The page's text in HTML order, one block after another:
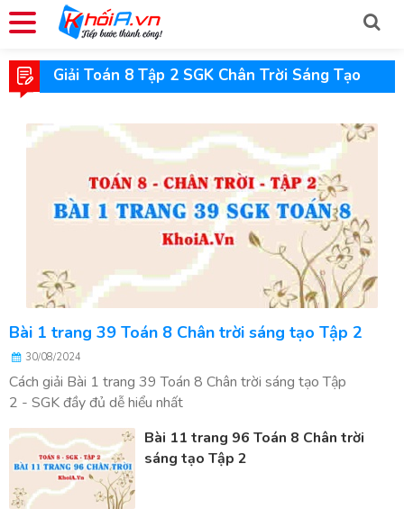
Giải Toán 8 Tập 2 SGK Chân Trời Sáng Tạo
Bài 1 trang 39 Toán 8 Chân trời sáng tạo Tập 2
30/08/2024
Cách giải Bài 1 trang 39 Toán 8 Chân trời sáng tạo Tập
2 - SGK đầy đủ dễ hiểu nhất
Bài 11 trang 96 Toán 8 Chân trời
sáng tạo Tập 2